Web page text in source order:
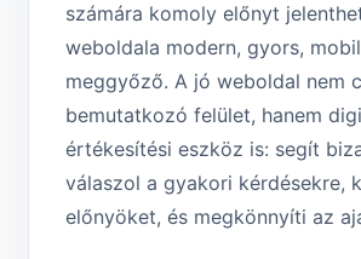
számára komoly előnyt
weboldala modern, gyors,
meggyőző. A jó weboldal nem
bemutatkozó felület, hanem
értékesítési eszköz is: segít
válaszol a gyakori kérdésekre,
előnyöket, és megkönnyíti az